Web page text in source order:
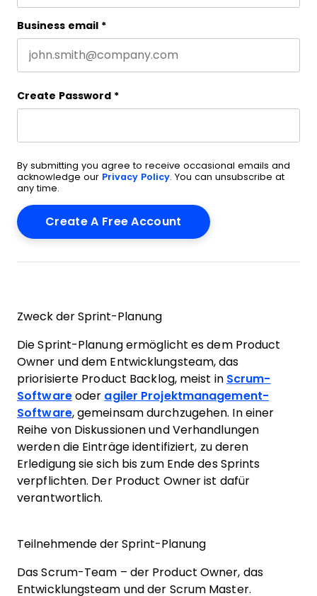
Business email *
Create Password *
By submitting you agree to receive occasional emails and
acknowledge our Privacy Policy. You can unsubscribe at
any time.
Zweck der Sprint-Planung
Die Sprint-Planung ermöglicht es dem Product
Owner und dem Entwicklungsteam, das
priorisierte Product Backlog, meist in Scrum-
Softwareoder agiler Projektmanagement-
Software, gemeinsam durchzugehen. In einer
Reihe von Diskussionen und Verhandlungen
werden die Einträge identifiziert, zu deren
Erledigung sie sich bis zum Ende des Sprints
verpflichten. Der Product Owner ist dafür
verantwortlich.
Teilnehmende der Sprint-Planung
Das Scrum-Team – der Product Owner, das
Entwicklungsteam und der Scrum Master.